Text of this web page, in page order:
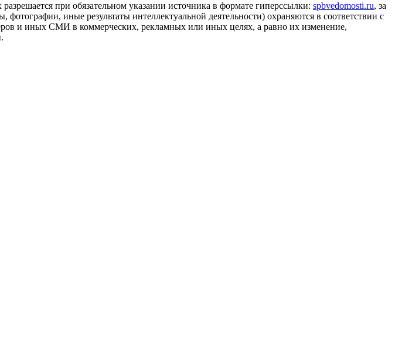
при обязательном указании источника в формате гиперссылки: spbvedomosti.ru, за
фотографии, иные результаты интеллектуальной деятельности) охраняются в соответствии с
и иных СМИ в коммерческих, рекламных или иных целях, а равно их изменение,